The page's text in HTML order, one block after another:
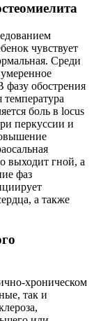
чувствует
Среди
фазу обострения
температура
боль в locus
перкуссии и
выходит гной, а
фаз
а также
хроническом
так и